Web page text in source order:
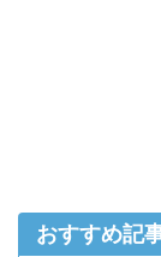
おすすめ記